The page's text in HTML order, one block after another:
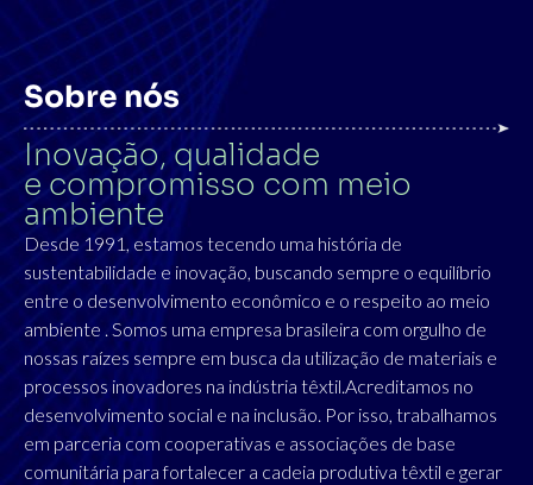
Sobre nós
Inovação, qualidade
e compromisso com meio
ambiente
Desde 1991, estamos tecendo uma história de
sustentabilidade e inovação, buscando sempre o equilíbrio
entre o desenvolvimento econômico e o respeito ao meio
ambiente . Somos uma empresa brasileira com orgulho de
nossas raízes sempre em busca da utilização de materiais e
processos inovadores na indústria têxtil.Acreditamos no
desenvolvimento social e na inclusão. Por isso, trabalhamos
em parceria com cooperativas e associações de base
comunitária para fortalecer a cadeia produtiva têxtil e gerar